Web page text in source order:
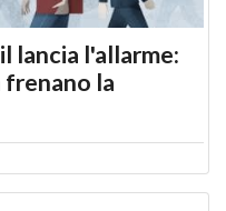
lancia l'allarme:
frenano la